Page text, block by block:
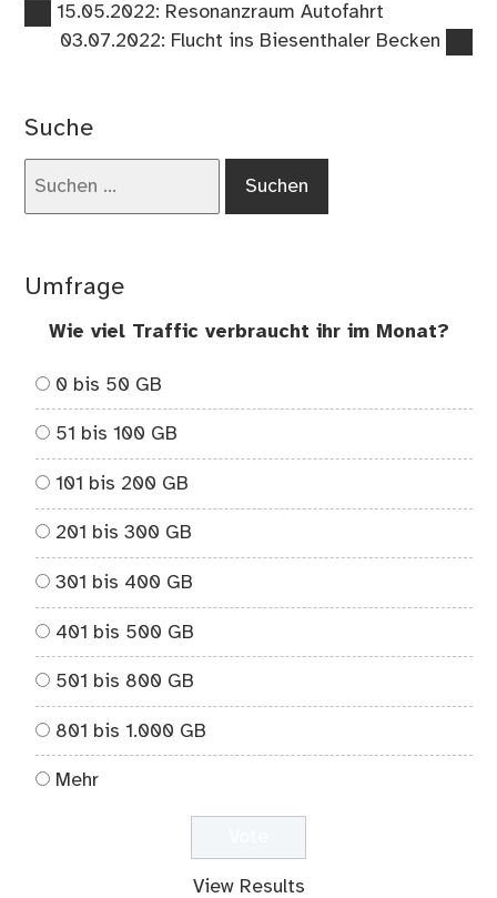
Beitragsnavigation
Vorheriger
Beitrag:
15.05.2022: Resonanzraum Autofahrt
Nächster
03.07.2022: Flucht ins Biesenthaler Becken
Suche
Umfrage
Wie viel Traffic verbraucht ihr im Monat?
0 bis 50 GB
51 bis 100 GB
101 bis 200 GB
201 bis 300 GB
301 bis 400 GB
401 bis 500 GB
501 bis 800 GB
801 bis 1.000 GB
Mehr
View Results